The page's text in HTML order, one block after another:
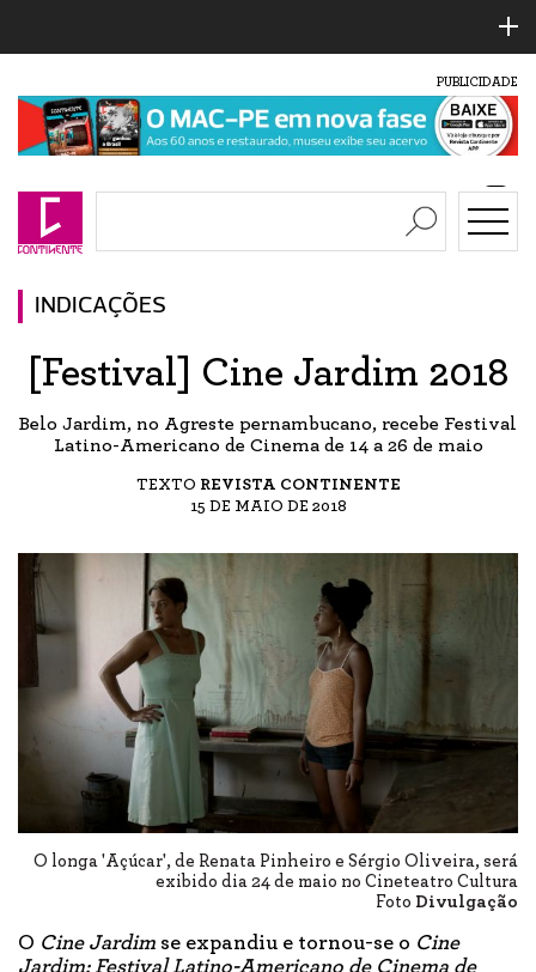
PUBLICIDADE
INDICAÇÕES
[Festival] Cine Jardim 2018
Belo Jardim, no Agreste pernambucano, recebe Festival
Latino-Americano de Cinema de 14 a 26 de maio
TEXTO REVISTA CONTINENTE
15 DE MAIO DE 2018
O longa 'Açúcar', de Renata Pinheiro e Sérgio Oliveira, será
exibido dia 24 de maio no Cineteatro Cultura
Foto Divulgação
O Cine Jardim se expandiu e tornou-se o Cine